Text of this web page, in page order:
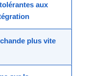
aux
plus vite